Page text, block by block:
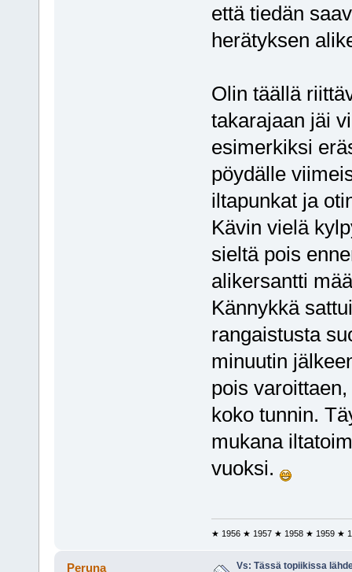
että tiedän
herätyksen
Olin täällä
takarajaan jäi
esimerkiksi
pöydälle
iltapunkat ja
Kävin vielä
sieltä pois
alikersantti
Kännykkä
rangaistusta
minuutin
pois
koko tunnin.
mukana
vuoksi.
★ 1956 ★ 1957 ★ 1958 ★ 1959 ★
Peruna Vs: Tässä topiikissa